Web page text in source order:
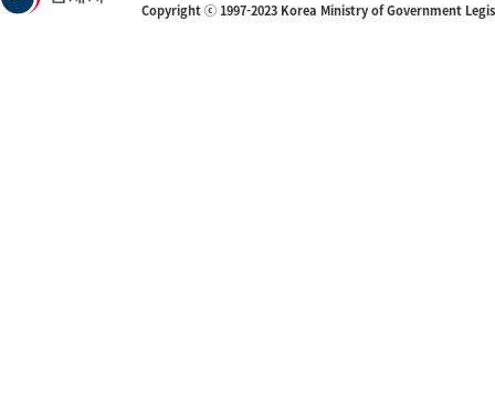
Copyright ⓒ 1997-2023 Korea Ministry of Government